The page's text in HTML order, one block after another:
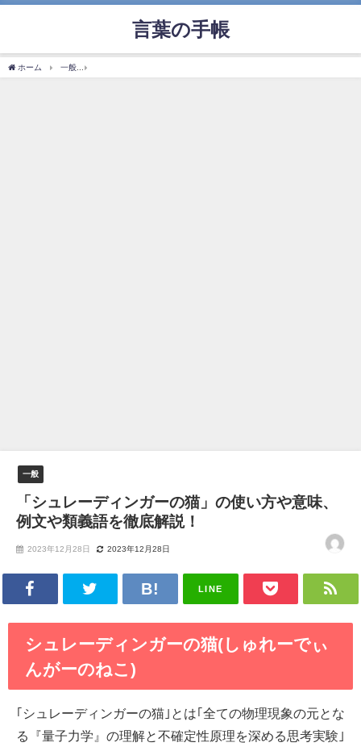
言葉の手帳
ホーム 一般
一般
「シュレーディンガーの猫」の使い方や意味、
例文や類義語を徹底解説！
2023年12月28日 2023年12月28日
LINE
シュレーディンガーの猫(しゅれーでぃ
んがーのねこ)
｢シュレーディンガーの猫｣とは｢全ての物理現象の元とな
る『量子力学』の理解と不確定性原理を深める思考実験｣